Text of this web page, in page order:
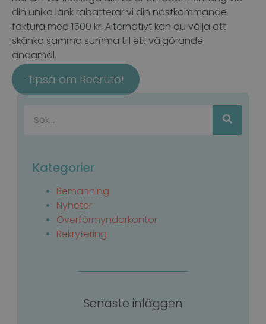
din unika länk rabatterar vi din nästkommande
faktura med 1500 kr. Alternativt kan du välja att
skänka samma summa till ett välgörande
ändamål.
Tipsa om Recruto!
Kategorier
Bemanning
Nyheter
Överförmyndarkontor
Rekrytering
Senaste inläggen